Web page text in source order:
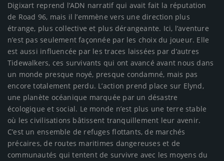
Digixart reprend l’ADN narratif qui avait fait la réputation
de Road 96, mais il l’emmène vers une direction plus
étrange, plus collective et plus dérangeante. Ici, l’aventure
n’est pas seulement façonnée par les choix du joueur. Elle
est aussi influencée par les traces laissées par d’autres
Tidewalkers, ces survivants qui ont avancé avant nous dans
un monde presque noyé, presque condamné, mais pas
encore totalement perdu. L’action prend place sur Elynd,
une planète océanique marquée par un désastre
écologique et social. Le monde n’est plus une terre stable
où les civilisations bâtissent tranquillement leur avenir.
C’est un ensemble de refuges flottants, de marchés
précaires, de routes maritimes dangereuses et de
communautés qui tentent de survivre avec les moyens du